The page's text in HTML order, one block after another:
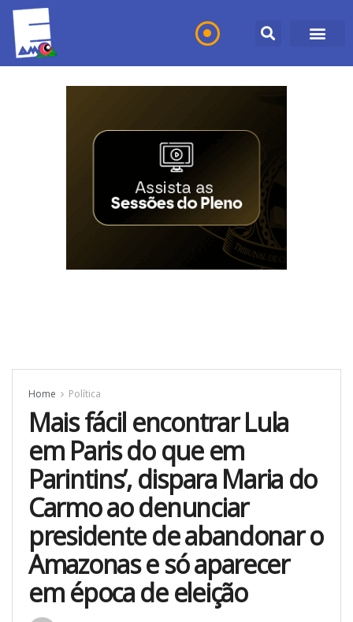
Home Política
Mais fácil encontrar Lula
em Paris do que em
Parintins’, dispara Maria do
Carmo ao denunciar
presidente de abandonar o
Amazonas e só aparecer
em época de eleição